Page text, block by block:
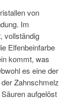
von
Im
vollständig
Elfenbeinfarbe
kommt, was
es eine der
Zahnschmelz
aufgelöst